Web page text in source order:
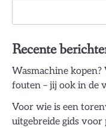
Recente
Wasmachine kopen?
fouten – jij ook in de
Voor wie is een
uitgebreide gids voor